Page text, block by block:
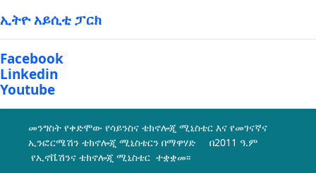
ኢትዮ አይሲቲ ፓርክ
Facebook
Linkedin
Youtube
መንግስት የቀድሞው የሳይንስና ቴክኖሎጂ ሚኒስቴር እና የመገናኛና
ኢንፎርሜሽን ቴክኖሎጂ ሚኒስቴርን በማዋሃድ በ2011 ዓ.ም
የኢኖቬሽንና ቴክኖሎጂ ሚኒስቴር ተቋቋመ፡፡